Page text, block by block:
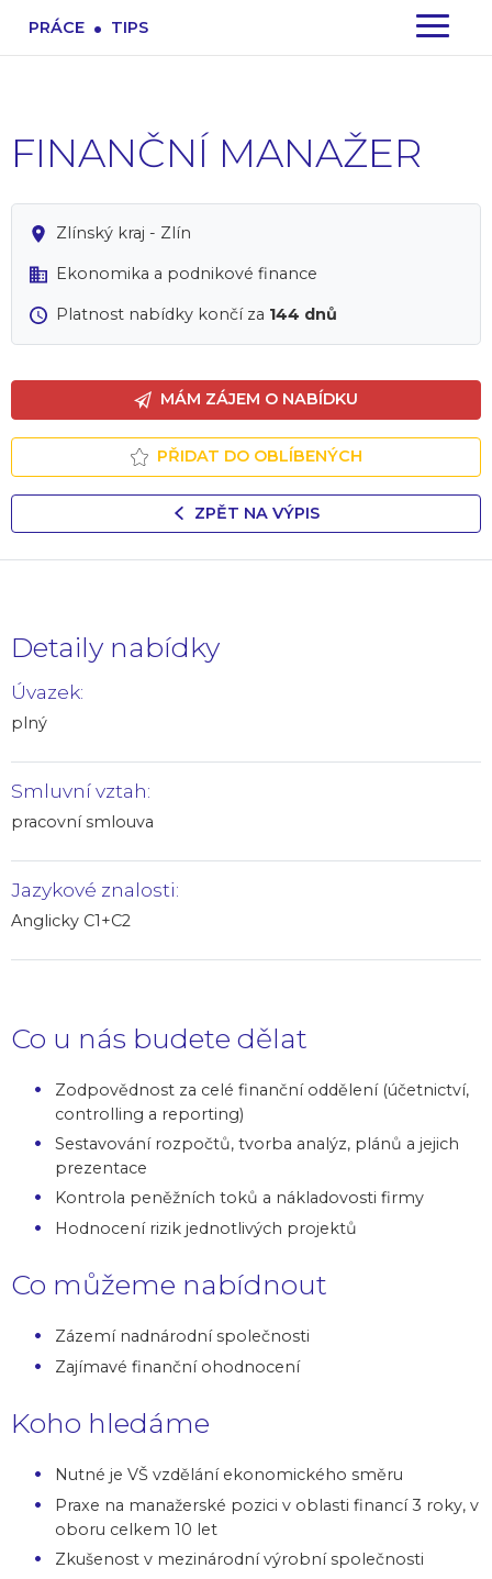
PRÁCE . TIPS
FINANČNÍ MANAŽER
Zlínský kraj - Zlín
Ekonomika a podnikové finance
Platnost nabídky končí za 144 dnů
MÁM ZÁJEM O NABÍDKU
PŘIDAT DO OBLÍBENÝCH
ZPĚT NA VÝPIS
Detaily nabídky
Úvazek:
plný
Smluvní vztah:
pracovní smlouva
Jazykové znalosti:
Anglicky C1+C2
Co u nás budete dělat
Zodpovědnost za celé finanční oddělení (účetnictví,
controlling a reporting)
Sestavování rozpočtů, tvorba analýz, plánů a jejich
prezentace
Kontrola peněžních toků a nákladovosti firmy
Hodnocení rizik jednotlivých projektů
Co můžeme nabídnout
Zázemí nadnárodní společnosti
Zajímavé finanční ohodnocení
Koho hledáme
Nutné je VŠ vzdělání ekonomického směru
Praxe na manažerské pozici v oblasti financí 3 roky, v
oboru celkem 10 let
Zkušenost v mezinárodní výrobní společnosti